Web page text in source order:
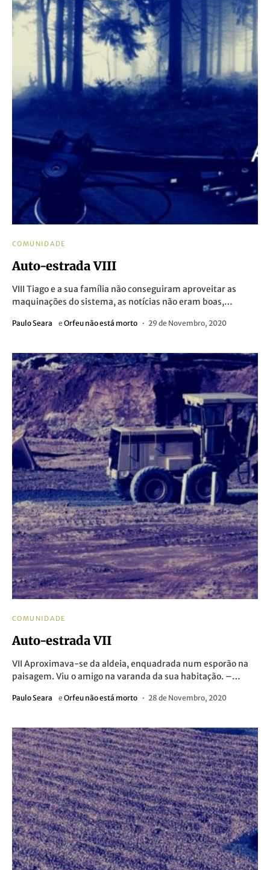
COMUNIDADE
Auto-estrada VIII
VIII Tiago e a sua família não conseguiram aproveitar as
maquinações do sistema, as notícias não eram boas,…
Paulo Seara e Orfeu não está morto 29 de Novembro, 2020
COMUNIDADE
Auto-estrada VII
VII Aproximava-se da aldeia, enquadrada num esporão na
paisagem. Viu o amigo na varanda da sua habitação. –…
Paulo Seara e Orfeu não está morto 28 de Novembro, 2020